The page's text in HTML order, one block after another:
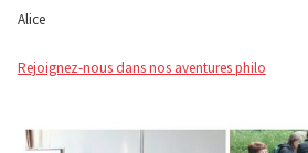
Alice
Rejoignez-nous dans nos aventures philo